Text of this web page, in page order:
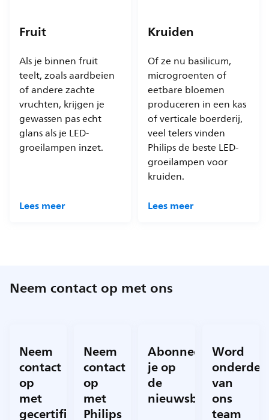
Fruit
Als je binnen fruit
teelt, zoals aardbeien
of andere zachte
vruchten, krijgen je
gewassen pas echt
glans als je LED-
groeilampen inzet.
Lees meer
Kruiden
Of ze nu basilicum,
microgroenten of
eetbare bloemen
produceren in een kas
of verticale boerderij,
veel telers vinden
Philips de beste LED-
groeilampen voor
kruiden.
Lees meer
Neem contact op met ons
Neem
contact
op
met
gecertificeerde
Neem
contact
op
met
Philips
Abonneer
je op
de
nieuwsbrief
Word
van
ons
team